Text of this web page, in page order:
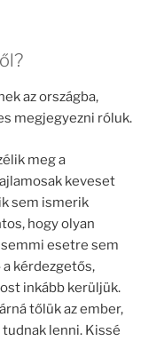
az országba,
megjegyezni róluk.
meg a
keveset
sem ismerik
hogy olyan
esetre sem
kérdezgetős,
inkább kerüljük.
tőlük az ember,
lenni. Kissé